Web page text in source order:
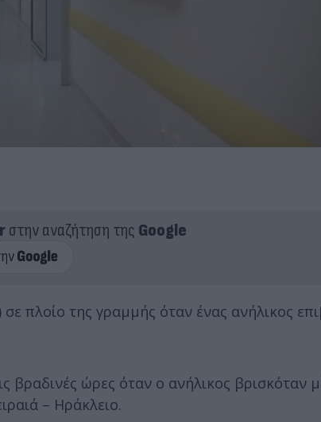
στην αναζήτηση της Google
πλοίο της γραμμής όταν ένας ανήλικος
βραδινές ώρες όταν ο ανήλικος βρισκόταν
– Ηράκλειο.